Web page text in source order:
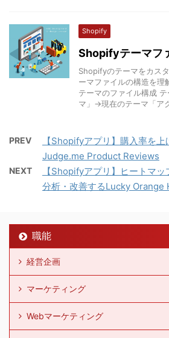
Shopify
Shopifyテーマフ
Shopifyのテーマをカス
ーマファイルの構造を理
テーマのファイル構成
マ」→現在のテーマ「ア
PREV
【Shopifyアプリ】購入率を上
Judge.me Product Reviews
NEXT
【Shopifyアプリ】ヒートマ
分析・改善するLucky Orange
職能
経営企画
マーケティング
Webマーケティング